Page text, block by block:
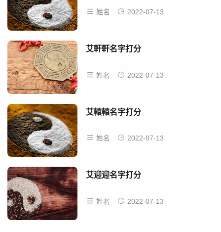
姓名 2022-07-13
艾軒軒名字打分
姓名 2022-07-13
艾轅轅名字打分
姓名 2022-07-13
艾迎迎名字打分
姓名 2022-07-13